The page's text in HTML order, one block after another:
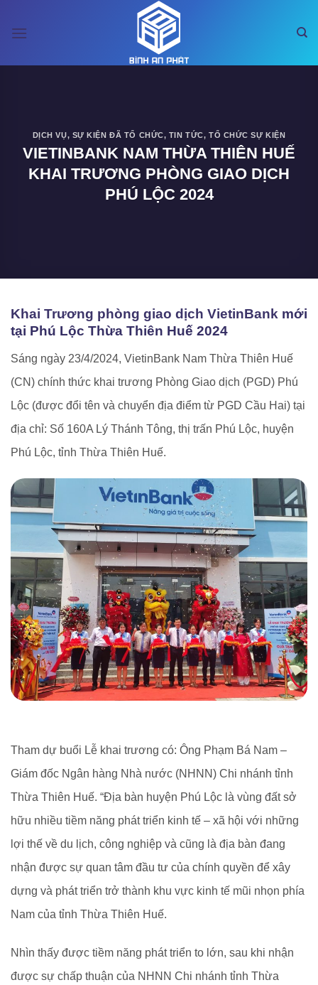
qua
DỊCH VỤ, SỰ KIỆN ĐÃ TỔ CHỨC, TIN TỨC, TỔ CHỨC SỰ KIỆN
VIETINBANK NAM THỪA THIÊN HUẾ
KHAI TRƯƠNG PHÒNG GIAO DỊCH
PHÚ LỘC 2024
Khai Trương phòng giao dịch VietinBank mới
tại Phú Lộc Thừa Thiên Huế 2024
Sáng ngày 23/4/2024, VietinBank Nam Thừa Thiên Huế
(CN) chính thức khai trương Phòng Giao dịch (PGD) Phú
Lộc (được đổi tên và chuyển địa điểm từ PGD Cầu Hai) tại
địa chỉ: Số 160A Lý Thánh Tông, thị trấn Phú Lộc, huyện
Phú Lộc, tỉnh Thừa Thiên Huế.
Tham dự buổi Lễ khai trương có: Ông Phạm Bá Nam –
Giám đốc Ngân hàng Nhà nước (NHNN) Chi nhánh tỉnh
Thừa Thiên Huế. “Địa bàn huyện Phú Lộc là vùng đất sở
hữu nhiều tiềm năng phát triển kinh tế – xã hội với những
lợi thế về du lịch, công nghiệp và cũng là địa bàn đang
nhận được sự quan tâm đầu tư của chính quyền để xây
dựng và phát triển trở thành khu vực kinh tế mũi nhọn phía
Nam của tỉnh Thừa Thiên Huế.
Nhìn thấy được tiềm năng phát triển to lớn, sau khi nhận
được sự chấp thuận của NHNN Chi nhánh tỉnh Thừa